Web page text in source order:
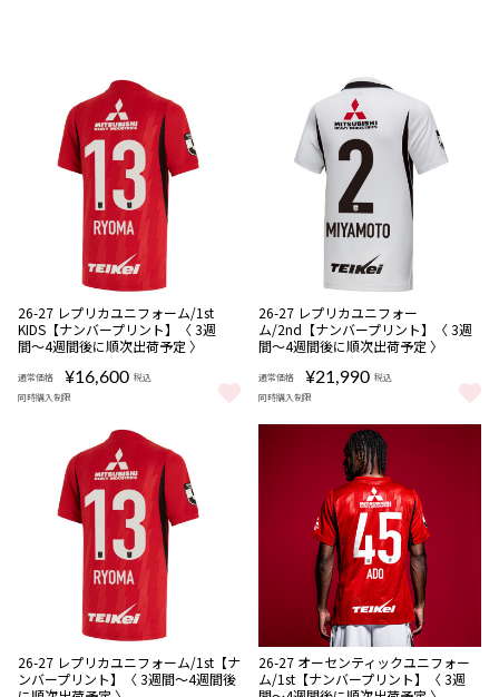
数量
限定
受注
商品
26-27 レプリカユニフォーム/1st
KIDS【ナンバープリント】〈 3週
間〜4週間後に順次出荷予定 〉
通常価格 ¥16,600 税込
同時購入制限
数量
限定
受注
商品
26-27 レプリカユニフォー
ム/2nd【ナンバープリント】〈 3週
間〜4週間後に順次出荷予定 〉
通常価格 ¥21,990 税込
同時購入制限
数量
限定
受注
26-27 レプリカユニフォーム/1st【ナ
ンバープリント】〈 3週間〜4週間後
数量
限定
受注
26-27 オーセンティックユニフォー
ム/1st【ナンバープリント】〈 3週